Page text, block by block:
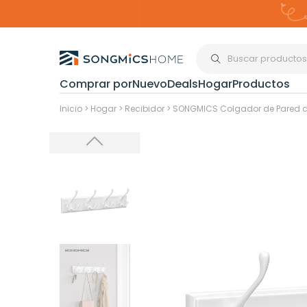
Comprar porNuevoDealsHogarProductos
Organización
Maquillaje y
Joyería
Inicio > Hogar > Recibidor > SONGMICS Colgador de